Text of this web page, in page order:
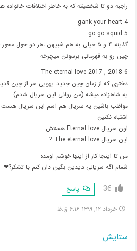
راجبه دو تا شخصیته که به خاطر اختلافات
4 gank your heart
5 go go squid
گذینه ۴ و ۵ خیلی به هم شبیهن ،هر دو حول
چین رو به قهرمانی برسونن میچرخه
6 The eternal love 2017 , 2018
دختری که از زمان چین جدید یهویی سر از چین قدیم
یه شاهزاده میشه (من روانی این سریال شدم)
اشتباه نکنین
اون سریال Eternal love هستش
این سریال The eternal love ?
من تا اینجا کار از اینها خوشم اومده
شمام اگه سریالی دیدین بگین دان کنم با تشکر?❤
36 پاسخ
خرداد ۱۲, ۱۳۹۹ ۶:۱۶ ق.ظ
ستایش